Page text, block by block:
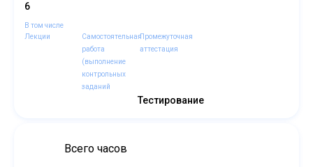
6
В том числе
Лекции
Самостоятельная
работа
(выполнение
контрольных
заданий
Промежуточная
аттестация
Тестирование
Всего часов